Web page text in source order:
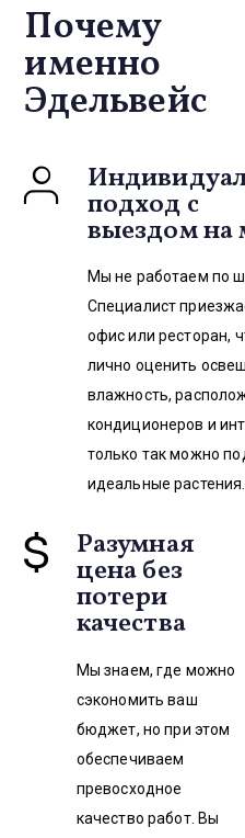
Почему
именно
Эдельвейс
подход с
выездом на
Мы не работаем по
Специалист
офис или ресторан,
лично оценить
влажность,
кондиционеров и
только так можно
идеальные растения.
Разумная
цена без
потери
качества
Мы знаем, где можно
сэкономить ваш
бюджет, но при этом
обеспечиваем
превосходное
качество работ. Вы